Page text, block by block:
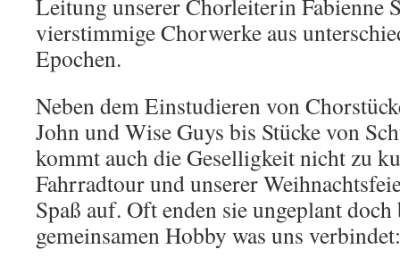
Leitung unserer Chorleiterin Fabienne
vierstimmige Chorwerke aus
Epochen.
Neben dem Einstudieren von
John und Wise Guys bis Stücke von
kommt auch die Geselligkeit nicht zu
Fahrradtour und unserer
Spaß auf. Oft enden sie ungeplant doch
gemeinsamen Hobby was uns